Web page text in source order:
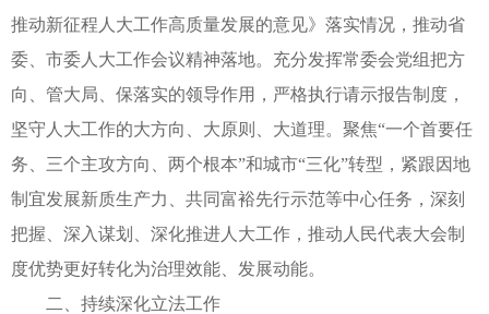
推动新征程人大工作高质量发展的意见》落实情况，推动省
委、市委人大工作会议精神落地。充分发挥常委会党组把方
向、管大局、保落实的领导作用，严格执行请示报告制度，
坚守人大工作的大方向、大原则、大道理。聚焦“一个首要任
务、三个主攻方向、两个根本”和城市“三化”转型，紧跟因地
制宜发展新质生产力、共同富裕先行示范等中心任务，深刻
把握、深入谋划、深化推进人大工作，推动人民代表大会制
度优势更好转化为治理效能、发展动能。
二、持续深化立法工作